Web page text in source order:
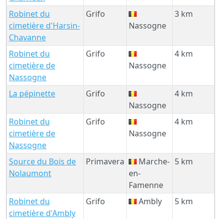
Robinet du
cimetière d'Harsin-
Chavanne
Grifo
Nassogne
3 km
Robinet du
cimetière de
Nassogne
Grifo
Nassogne
4 km
La pépinette
Grifo
Nassogne
4 km
Robinet du
cimetière de
Nassogne
Grifo
Nassogne
4 km
Source du Bois de
Nolaumont
Primavera
Marche-
en-
Famenne
5 km
Robinet du
cimetière d'Ambly
Grifo Ambly 5 km